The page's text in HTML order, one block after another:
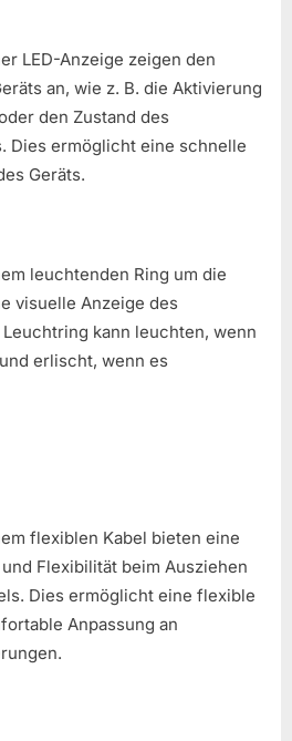
LED-Anzeige zeigen den
an, wie z. B. die Aktivierung
den Zustand des
Dies ermöglicht eine schnelle
Geräts.
leuchtenden Ring um die
visuelle Anzeige des
kann leuchten, wenn
erlischt, wenn es
flexiblen Kabel bieten eine
Flexibilität beim Ausziehen
Dies ermöglicht eine flexible
Anpassung an